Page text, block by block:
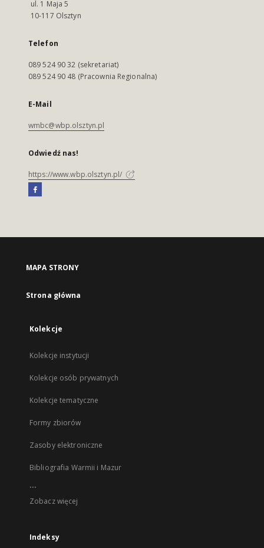
ul. 1 Maja 5
10-117 Olsztyn
Telefon
089 524 90 32 (sekretariat)
089 524 90 48 (Pracownia Regionalna)
E-Mail
wmbc@wbp.olsztyn.pl
Odwiedź nas!
https://www.wbp.olsztyn.pl/
MAPA STRONY
Strona główna
Kolekcje
Kolekcje instytucji
Kolekcje osób prywatnych
Kolekcje tematyczne
Formy zbiorów
Zasoby elektroniczne
Bibliografia Warmii i Mazur
...
Zobacz więcej
Indeksy